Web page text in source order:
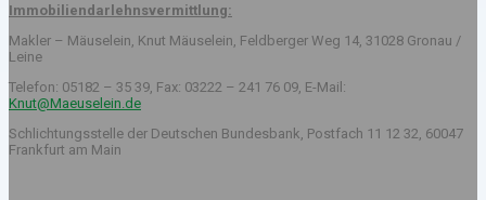
Immobiliendarlehnsvermittlung:
Makler – Mäuselein, Knut Mäuselein, Feldberger Weg 14, 31028 Gronau /
Leine
Telefon: 05182 – 35 39, Fax: 03222 – 241 76 09, E-Mail:
Knut@Maeuselein.de
Schlichtungsstelle der Deutschen Bundesbank, Postfach 11 12 32, 60047
Frankfurt am Main